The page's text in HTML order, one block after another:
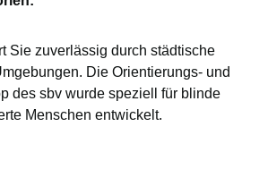
Sie zuverlässig durch städtische
Die Orientierungs- und
des sbv wurde speziell für blinde
Menschen entwickelt.